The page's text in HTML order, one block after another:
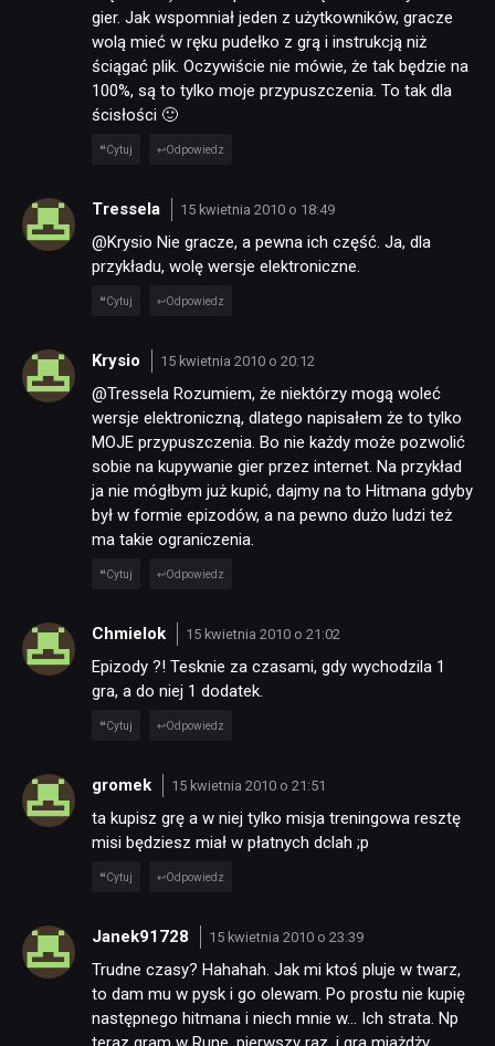
gier. Jak wspomniał jeden z użytkowników, gracze
wolą mieć w ręku pudełko z grą i instrukcją niż
ściągać plik. Oczywiście nie mówie, że tak będzie na
100%, są to tylko moje przypuszczenia. To tak dla
ścisłości 🙂
Cytuj Odpowiedz
Tressela 15 kwietnia 2010 o 18:49
@Krysio Nie gracze, a pewna ich część. Ja, dla
przykładu, wolę wersje elektroniczne.
Cytuj Odpowiedz
Krysio 15 kwietnia 2010 o 20:12
@Tressela Rozumiem, że niektórzy mogą woleć
wersje elektroniczną, dlatego napisałem że to tylko
MOJE przypuszczenia. Bo nie każdy może pozwolić
sobie na kupywanie gier przez internet. Na przykład
ja nie mógłbym już kupić, dajmy na to Hitmana gdyby
był w formie epizodów, a na pewno dużo ludzi też
ma takie ograniczenia.
Cytuj Odpowiedz
Chmielok 15 kwietnia 2010 o 21:02
Epizody ?! Tesknie za czasami, gdy wychodzila 1
gra, a do niej 1 dodatek.
Cytuj Odpowiedz
gromek 15 kwietnia 2010 o 21:51
ta kupisz grę a w niej tylko misja treningowa resztę
misi będziesz miał w płatnych dclah ;p
Cytuj Odpowiedz
Janek91728 15 kwietnia 2010 o 23:39
Trudne czasy? Hahahah. Jak mi ktoś pluje w twarz,
to dam mu w pysk i go olewam. Po prostu nie kupię
następnego hitmana i niech mnie w… Ich strata. Np